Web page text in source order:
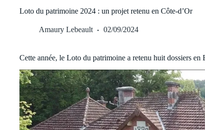
Loto du patrimoine 2024 : un projet retenu en Côte-d’Or
Amaury Lebeault 02/09/2024
Cette année, le Loto du patrimoine a retenu huit dossiers